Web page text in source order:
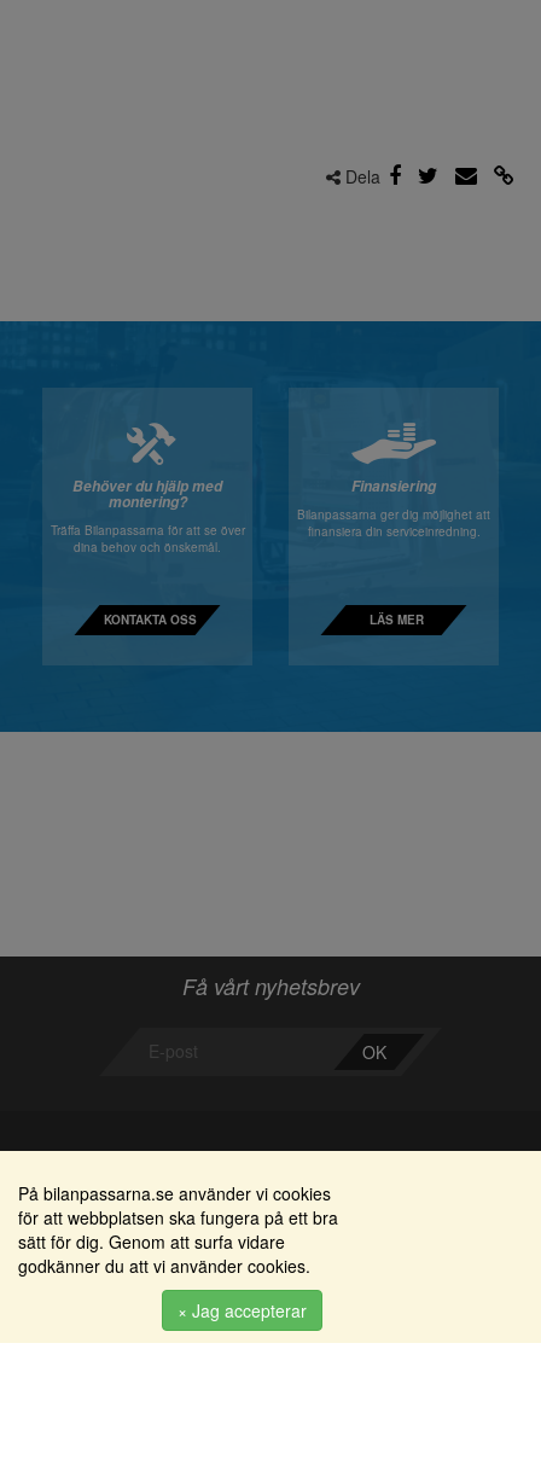
Dela
Behöver du hjälp med
montering?
Träffa Bilanpassarna för att se över
dina behov och önskemål.
KONTAKTA OSS
Finansiering
Bilanpassarna ger dig möjlighet att
finansiera din serviceinredning.
LÄS MER
Få vårt nyhetsbrev
OK
Bilanpassarna
Smedjegatan 22
352 46 Växjö
info@bilanpassarna.se
Områden
Alkomätare / alkolås
Elprodukter
Serviceinredningar
Tillbehörs artiklar
På bilanpassarna.se använder vi cookies
för att webbplatsen ska fungera på ett bra
sätt för dig. Genom att surfa vidare
godkänner du att vi använder cookies.
× Jag accepterar